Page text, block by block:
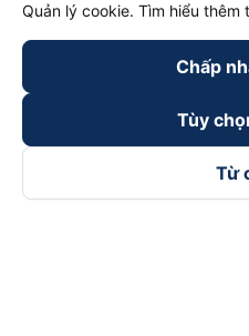
Quản lý cookie. Tìm hiểu thêm
Chấp
Tùy
Từ